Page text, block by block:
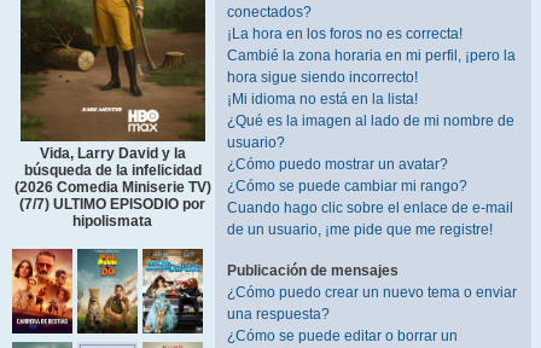
Vida, Larry David y la
búsqueda de la infelicidad
(2026 Comedia Miniserie TV)
(7/7) ULTIMO EPISODIO por
hipolismata
conectados?
¡La hora en los foros no es correcta!
Cambié la zona horaria en mi perfil, ¡pero la
hora sigue siendo incorrecto!
¡Mi idioma no está en la lista!
¿Qué es la imagen al lado de mi nombre de
usuario?
¿Cómo puedo mostrar un avatar?
¿Cómo se puede cambiar mi rango?
Cuando hago clic sobre el enlace de e-mail
de un usuario, ¡me pide que me registre!
Publicación de mensajes
¿Cómo puedo crear un nuevo tema o enviar
una respuesta?
¿Cómo se puede editar o borrar un